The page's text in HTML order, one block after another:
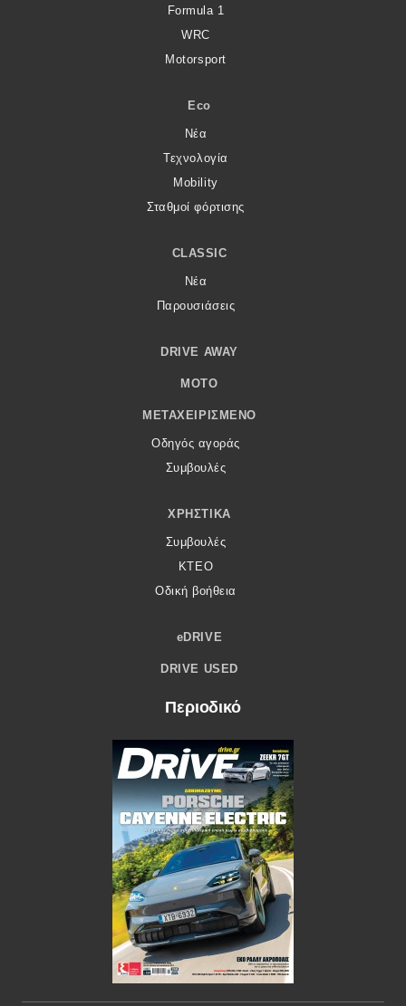
Formula 1
WRC
Motorsport
Eco
Νέα
Τεχνολογία
Mobility
Σταθμοί φόρτισης
CLASSIC
Νέα
Παρουσιάσεις
DRIVE AWAY
MOTO
ΜΕΤΑΧΕΙΡΙΣΜΈΝΟ
Οδηγός αγοράς
Συμβουλές
ΧΡΗΣΤΙΚΆ
Συμβουλές
ΚΤΕΟ
Οδική βοήθεια
eDRIVE
DRIVE USED
Περιοδικό